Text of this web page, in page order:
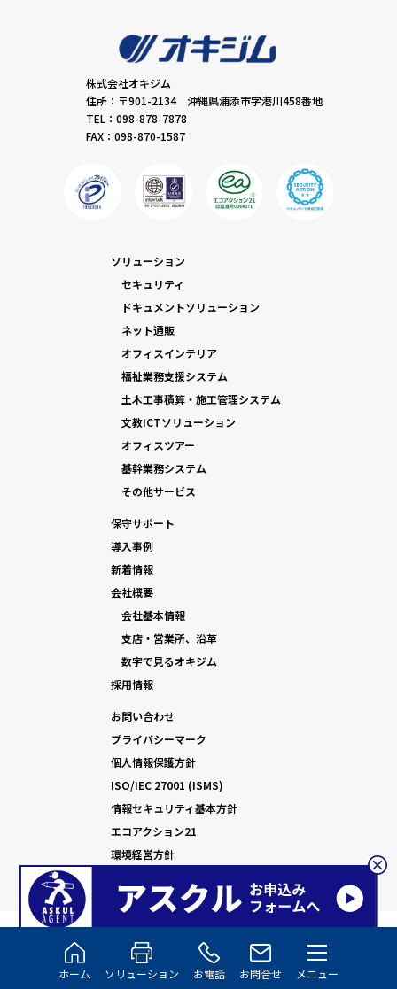
ホーム ソリューション お電話 お問合せ メニュー
株式会社オキジム
住所：〒901-2134 沖縄県浦添市字港川458番地
TEL：098-878-7878
FAX：098-870-1587
ソリューション
セキュリティ
ドキュメントソリューション
ネット通販
オフィスインテリア
福祉業務支援システム
土木工事積算・施工管理システム
文教ICTソリューション
オフィスツアー
基幹業務システム
その他サービス
保守サポート
導入事例
新着情報
会社概要
会社基本情報
支店・営業所、沿革
数字で見るオキジム
採用情報
お問い合わせ
プライバシーマーク
個人情報保護方針
ISO/IEC 27001 (ISMS)
情報セキュリティ基本方針
エコアクション21
環境経営方針